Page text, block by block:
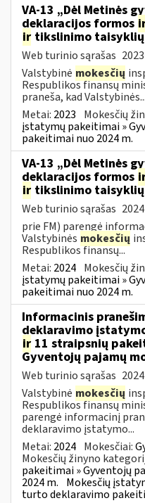
VA-13 „Dėl Metinės
deklaracijos formos
ir tikslinimo
Web turinio sąrašas
Valstybinė mokesčių
Respublikos finansų
praneša, kad Valstybinės...
Metai: 2023 Mokesčių
įstatymų pakeitimai »
pakeitimai nuo 2024 m.
VA-13 „Dėl Metinės
deklaracijos formos
ir tikslinimo
Web turinio sąrašas
prie FM) parengė
Valstybinės mokesčių
Respublikos finansų...
Metai: 2024 Mokesčių
įstatymų pakeitimai »
pakeitimai nuo 2024 m.
Informacinis
deklaravimo
ir 11 straipsnių
Gyventojų pajamų
Web turinio sąrašas
Valstybinė mokesčių
Respublikos finansų
parengė informacinį
deklaravimo įstatymo...
Metai: 2024 Mokesčiai:
Mokesčių žinyno
pakeitimai » Gyventojų
2024 m. Mokesčių
turto deklaravimo